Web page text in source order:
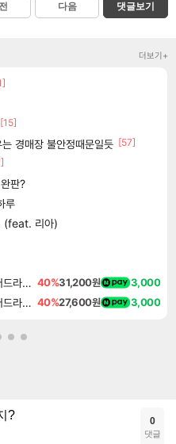
다음 댓글보기
더보기+
[15]
경매장 불안정때문일듯 [57]
판?
루
(feat. 리아)
나 혼자만 레벨업 어라이즈 오버드라이브 디럭스 에디션 Solo Leveling Arise Overdrive Deluxe Edition 40%31,200원 3,000
나 혼자만 레벨업 어라이즈 오버드라이브 Solo Leveling Arise 40%27,600원 3,000
? 0
댓글